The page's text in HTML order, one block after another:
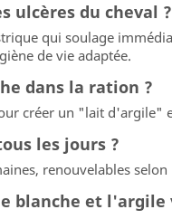
ulcères du cheval ?
qui soulage
de vie adaptée.
dans la ration ?
créer un "lait
les jours ?
renouvelables
blanche et l'argile